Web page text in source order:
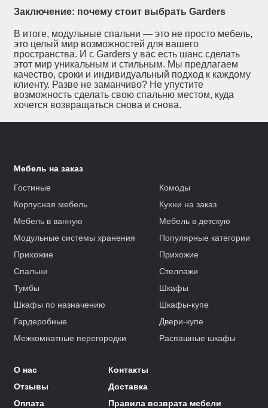
Заключение: почему стоит выбрать Garders
В итоге, модульные спальни — это не просто мебель,
это целый мир возможностей для вашего
пространства. И с Garders у вас есть шанс сделать
этот мир уникальным и стильным. Мы предлагаем
качество, сроки и индивидуальный подход к каждому
клиенту. Разве не заманчиво? Не упустите
возможность сделать свою спальню местом, куда
хочется возвращаться снова и снова.
Мебель на заказ
Гостиные
Комоды
Корпусная мебель
Кухни на заказ
Мебель в ванную
Мебель в детскую
Модульные системы хранения
Популярные категории
Прихожие
Прихожие
Спальни
Стеллажи
Тумбы
Шкафы
Шкафы по назначению
Шкафы-купе
Гардеробные
Двери-купе
Межкомнатные перегородки
Распашные шкафы
О нас
Контакты
Отзывы
Доставка
Оплата
Правила возврата мебели